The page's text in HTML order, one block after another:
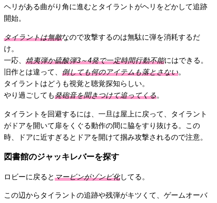
ヘリがある曲がり角に進むとタイラントがヘリをどかして追跡
開始。
タイラントは無敵なので攻撃するのは無駄に弾を消耗するだ
け。
一応、 焼夷弾か硫酸弾3～4発で一定時間行動不能にはできる。
旧作とは違って、 倒しても何のアイテムも落とさない。
タイラントはどうも視覚と聴覚探知らしい。
やり過ごしても発砲音を聞きつけて追ってくる。
タイラントを回避するには、一旦は屋上に戻って、タイラント
がドアを開いて扉をくぐる動作の間に脇をすり抜ける。この
時、ドアに近すぎるとドアを開けて掴み攻撃されるので注意。
図書館のジャッキレバーを探す
ロビーに戻るとマービンがゾンビ化してる。
この辺からタイラントの追跡や残弾がキツくて、ゲームオーバ